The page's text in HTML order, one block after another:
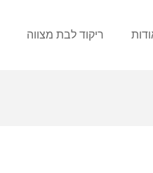
ריקוד לבת מצווה